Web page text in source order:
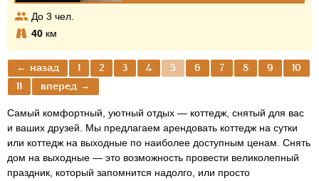
До 3 чел.
40 км
← назад 1 2 3 4 5 6 7 8 9
10
11
вперед →
Самый комфортный, уютный отдых — коттедж, снятый для вас
и ваших друзей. Мы предлагаем арендовать коттедж на сутки
или коттедж на выходные по наиболее доступным ценам. Снять
дом на выходные — это возможность провести великолепный
праздник, который запомнится надолго, или просто